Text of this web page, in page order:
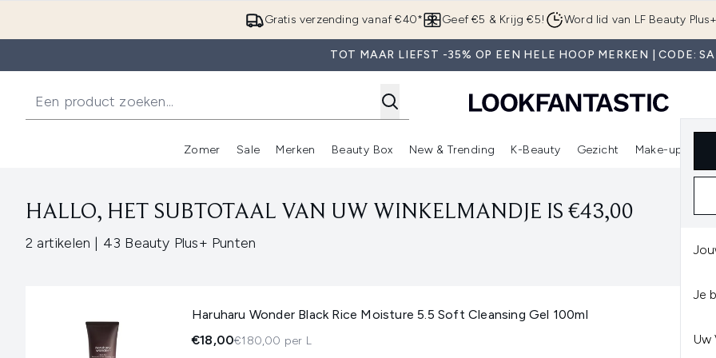
Overslaan naar de hoofdinhoud
Gratis verzending vanaf €40* Geef €5 & Krijg €5! Word lid van LF Beauty Plus+
TOT MAAR LIEFST -35% OP EEN HELE HOOP MERKEN | CODE:
Je
Uw
Zomer
Enter submenu (Zomer)
Sale
Enter submenu (Sale)
Merken
Enter submenu (Merken)
Beauty Box
Enter submenu (Beauty Box)
New & Trending
Enter submenu (New & Trending)
K-Beauty
Enter submenu (K-Beauty)
Gezicht Make-up
HALLO, HET SUBTOTAAL VAN UW WINKELMANDJE IS €43,00
2 artikelen ,| 43 Beauty Plus+ Punten
Haruharu Wonder Black Rice Moisture 5.5 Soft Cleansing Gel 100ml
€18,00€180,00 per L